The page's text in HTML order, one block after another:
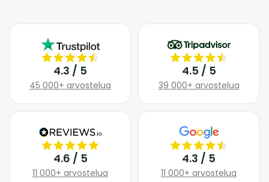
4.3 / 5
45 000+ arvostelua
4.5 / 5
39 000+ arvostelua
4.6 / 5
11 000+ arvostelua
4.3 / 5
11 000+ arvostelua